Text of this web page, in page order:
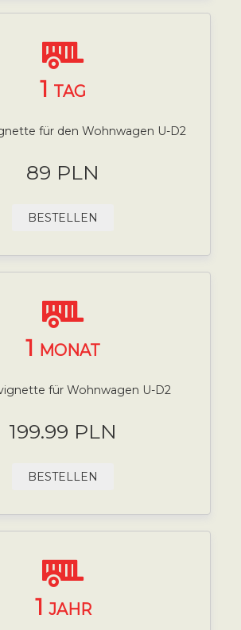
1 TAG
für den Wohnwagen U-D2
89 PLN
BESTELLEN
1 MONAT
für Wohnwagen U-D2
199.99 PLN
BESTELLEN
1 JAHR